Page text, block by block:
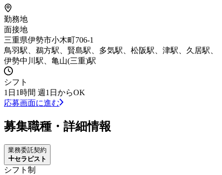
勤務地
面接地
三重県伊勢市小木町706-1
鳥羽駅、鵜方駅、賢島駅、多気駅、松阪駅、津駅、久居駅、
伊勢中川駅、亀山(三重)駅
シフト
1日1時間 週1日からOK
応募画面に進む
募集職種・詳細情報
業務委託契約
セラピスト
シフト制